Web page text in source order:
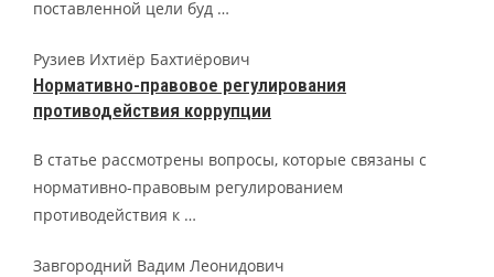
поставленной цели буд …
Рузиев Ихтиёр Бахтиёрович
Нормативно-правовое регулирования
противодействия коррупции
В статье рассмотрены вопросы, которые связаны с
нормативно-правовым регулированием
противодействия к …
Завгородний Вадим Леонидович